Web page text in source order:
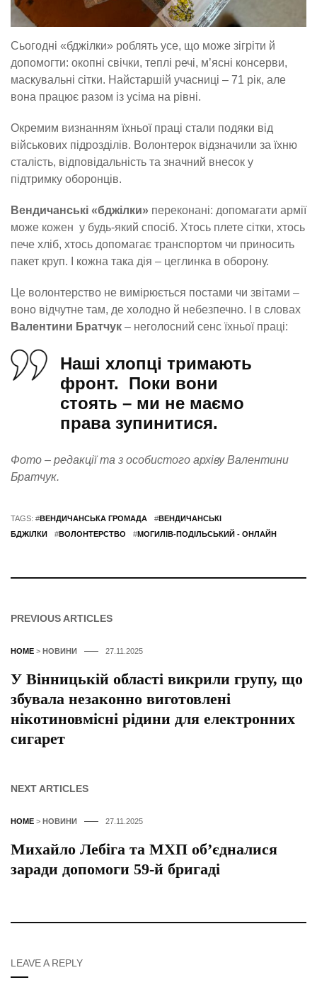
Сьогодні «бджілки» роблять усе, що може зігріти й
допомогти: окопні свічки, теплі речі, м’ясні консерви,
маскувальні сітки. Найстаршій учасниці – 71 рік, але
вона працює разом із усіма на рівні.
Окремим визнанням їхньої праці стали подяки від
військових підрозділів. Волонтерок відзначили за їхню
сталість, відповідальність та значний внесок у
підтримку оборонців.
Вендичанські «бджілки» переконані: допомагати армії
може кожен у будь-який спосіб. Хтось плете сітки, хтось
пече хліб, хтось допомагає транспортом чи приносить
пакет круп. І кожна така дія – цеглинка в оборону.
Це волонтерство не вимірюється постами чи звітами –
воно відчутне там, де холодно й небезпечно. І в словах
Валентини Братчук – неголосний сенс їхньої праці:
Наші хлопці тримають
фронт. Поки вони
стоять – ми не маємо
права зупинитися.
Фото – редакції та з особистого архіву Валентини
Братчук.
TAGS: #ВЕНДИЧАНСЬКА ГРОМАДА #ВЕНДИЧАНСЬКІ
БДЖІЛКИ
#ВОЛОНТЕРСТВО #МОГИЛІВ-ПОДІЛЬСЬКИЙ - ОНЛАЙН
PREVIOUS ARTICLES
HOME > НОВИНИ 27.11.2025
У Вінницькій області викрили групу, що
збувала незаконно виготовлені
нікотиновмісні рідини для електронних
сигарет
NEXT ARTICLES
HOME > НОВИНИ 27.11.2025
Михайло Лебіга та МХП об’єдналися
заради допомоги 59-й бригаді
LEAVE A REPLY